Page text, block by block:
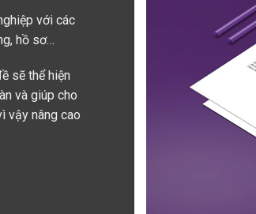
với các
hồ sơ…
sẽ thể hiện
và giúp cho
vậy nâng cao